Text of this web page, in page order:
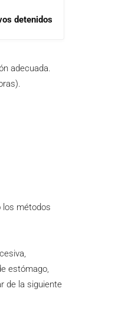
detenidos
adecuada.
los métodos
estómago,
de la siguiente